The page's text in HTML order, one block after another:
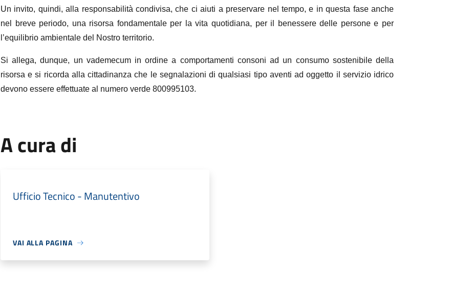
Un invito, quindi, alla responsabilità condivisa, che ci aiuti a preservare nel tempo, e in questa fase anche
nel breve periodo, una risorsa fondamentale per la vita quotidiana, per il benessere delle persone e per
l’equilibrio ambientale del Nostro territorio.
Si allega, dunque, un vademecum in ordine a comportamenti consoni ad un consumo sostenibile della
risorsa e si ricorda alla cittadinanza che le segnalazioni di qualsiasi tipo aventi ad oggetto il servizio idrico
devono essere effettuate al numero verde 800995103.
A cura di
Ufficio Tecnico - Manutentivo
VAI ALLA PAGINA